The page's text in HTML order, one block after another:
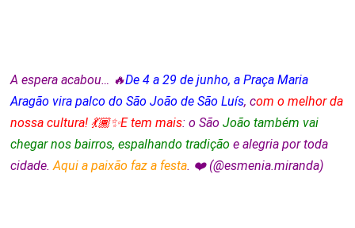
A espera acabou… 🔥De 4 a 29 de junho, a Praça Maria
Aragão vira palco do São João de São Luís, com o melhor da
nossa cultura! 💃🏾✨E tem mais: o São João também vai
chegar nos bairros, espalhando tradiçãoe alegria por toda
cidade.Aqui a paixão faz a festa. ❤️ (@esmenia.miranda)